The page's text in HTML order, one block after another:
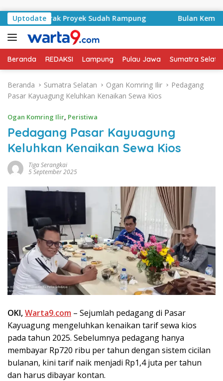
Uptodate
Kontrak Proyek Sudah Rampung Bulan
Beranda REDAKSI Lampung Pulau Jawa Sumatra
Beranda Sumatra Selatan Ogan Komring Ilir
Pedagang
Pasar Kayuagung Keluhkan Kenaikan Sewa Kios
Ogan Komring Ilir, Peristiwa
Pedagang Pasar Kayuagung
Keluhkan Kenaikan Sewa Kios
Tiga Serangkai
5 September 2025
OKI,Warta9.com – Sejumlah pedagang di Pasar
Kayuagung mengeluhkan kenaikan tarif sewa kios
pada tahun 2025. Sebelumnya pedagang hanya
membayar Rp720 ribu per tahun dengan sistem cicilan
bulanan, kini tarif naik menjadi Rp1,4 juta per tahun
dan harus dibayar kontan.